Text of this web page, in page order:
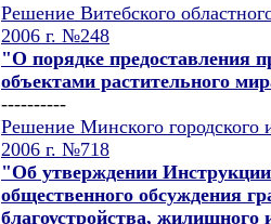
Решение Витебского
2006 г. №248
"О порядке предоставления
объектами растительного
----------
Решение Минского городского
2006 г. №718
"Об утверждении
общественного обсуждения
благоустройства, жилищного